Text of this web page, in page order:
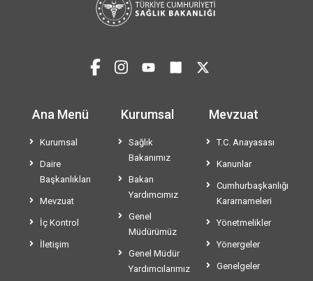
Ana Menü
Kurumsal
Daire
Başkanlıkları
Mevzuat
İç Kontrol
İletişim
Kurumsal
Sağlık
Bakanımız
Bakan
Yardımcımız
Genel
Müdürümüz
Genel Müdür
Yardımcılarımız
Mevzuat
T.C. Anayasası
Kanunlar
Cumhurbaşkanlığı
Kararnameleri
Yönetmelikler
Yönergeler
Genelgeler